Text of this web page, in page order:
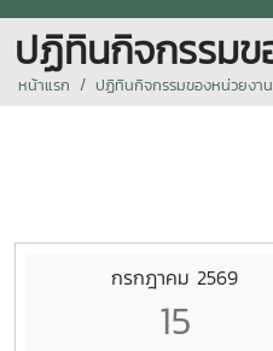
ปฏิทินกิจกรรมข
หน้าแรก ปฏิทินกิจกรรมของหน่วยงาน
กรกฎาคม 2569
15